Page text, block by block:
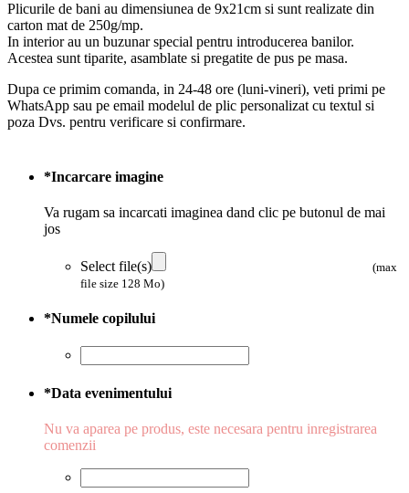
Plicurile de bani au dimensiunea de 9x21cm si sunt realizate din
carton mat de 250g/mp.
In interior au un buzunar special pentru introducerea banilor.
Acestea sunt tiparite, asamblate si pregatite de pus pe masa.
Dupa ce primim comanda, in 24-48 ore (luni-vineri), veti primi pe
WhatsApp sau pe email modelul de plic personalizat cu textul si
poza Dvs. pentru verificare si confirmare.
*Incarcare imagine
Va rugam sa incarcati imaginea dand clic pe butonul de mai
jos
Select file(s)
(max
file size 128 Mo)
*Numele copilului
*Data evenimentului
Nu va aparea pe produs, este necesara pentru inregistrarea
comenzii